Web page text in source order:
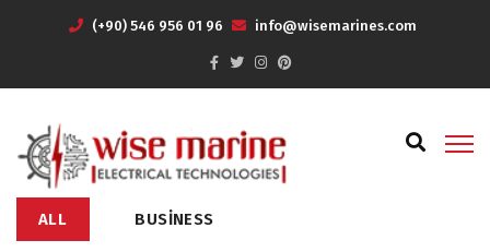
(+90) 546 956 01 96 info@wisemarines.com
ALL BUSINESS